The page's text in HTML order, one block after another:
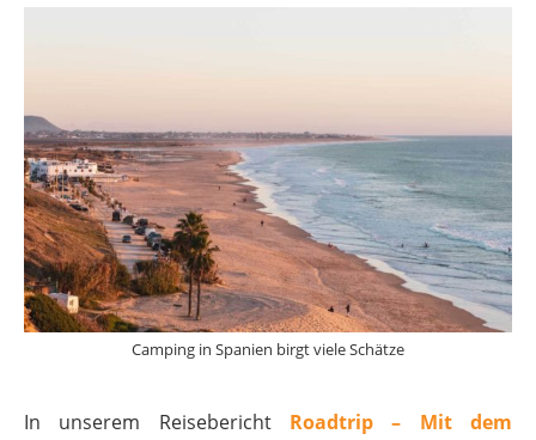
Camping in Spanien birgt viele Schätze
In unserem Reisebericht Roadtrip – Mit dem